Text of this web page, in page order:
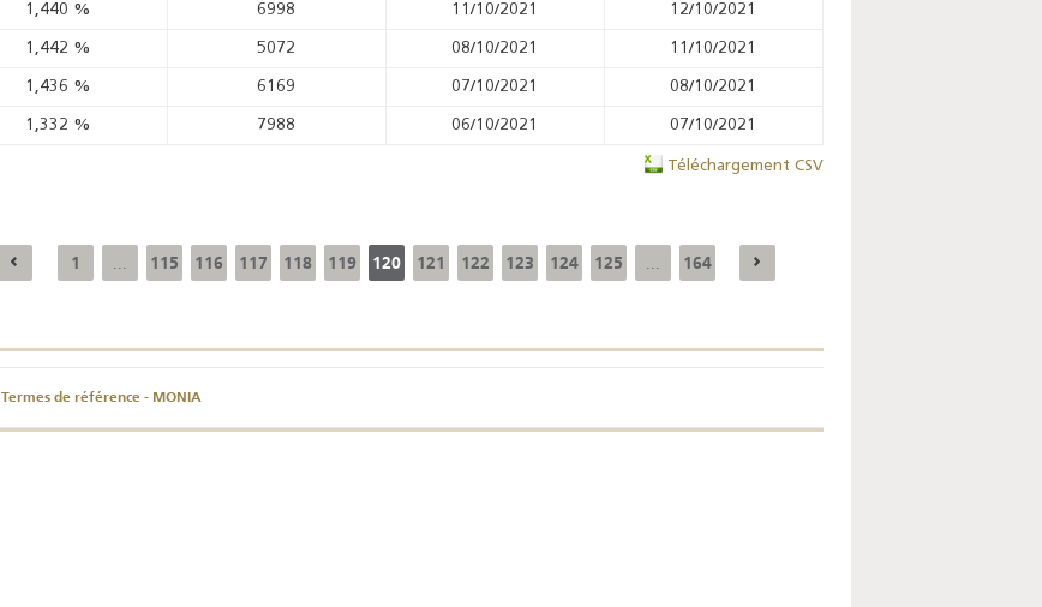
1,440 % 6998 11/10/2021 12/10/2021
1,442 % 5072 08/10/2021 11/10/2021
1,436 % 6169 07/10/2021 08/10/2021
1,332 % 7988 06/10/2021 07/10/2021
Téléchargement CSV
1 115 116 117 118 119 120 121 122 123 124 125 164
Termes de référence - MONIA